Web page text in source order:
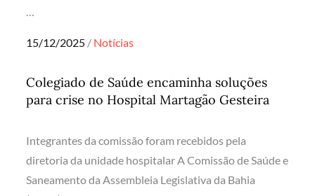
…
Posted
15/12/2025 Notícias
Colegiado de Saúde encaminha soluções
para crise no Hospital Martagão Gesteira
Integrantes da comissão foram recebidos pela
diretoria da unidade hospitalar A Comissão de Saúde e
Saneamento da Assembleia Legislativa da Bahia